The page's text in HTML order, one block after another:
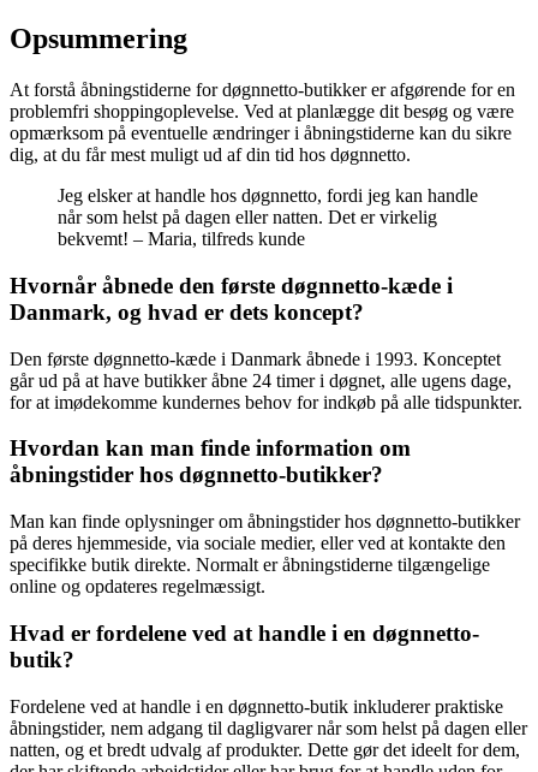
Opsummering
At forstå åbningstiderne for døgnnetto-butikker er afgørende for en
problemfri shoppingoplevelse. Ved at planlægge dit besøg og være
opmærksom på eventuelle ændringer i åbningstiderne kan du sikre
dig, at du får mest muligt ud af din tid hos døgnnetto.
Jeg elsker at handle hos døgnnetto, fordi jeg kan handle
når som helst på dagen eller natten. Det er virkelig
bekvemt! – Maria, tilfreds kunde
Hvornår åbnede den første døgnnetto-kæde i
Danmark, og hvad er dets koncept?
Den første døgnnetto-kæde i Danmark åbnede i 1993. Konceptet
går ud på at have butikker åbne 24 timer i døgnet, alle ugens dage,
for at imødekomme kundernes behov for indkøb på alle tidspunkter.
Hvordan kan man finde information om
åbningstider hos døgnnetto-butikker?
Man kan finde oplysninger om åbningstider hos døgnnetto-butikker
på deres hjemmeside, via sociale medier, eller ved at kontakte den
specifikke butik direkte. Normalt er åbningstiderne tilgængelige
online og opdateres regelmæssigt.
Hvad er fordelene ved at handle i en døgnnetto-
butik?
Fordelene ved at handle i en døgnnetto-butik inkluderer praktiske
åbningstider, nem adgang til dagligvarer når som helst på dagen eller
natten, og et bredt udvalg af produkter. Dette gør det ideelt for dem,